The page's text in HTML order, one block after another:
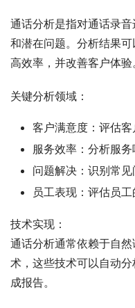
通话分析是指对通话录
和潜在问题。分析结果
高效率，并改善客户体验
关键分析领域：
客户满意度：评估客
服务效率：分析服务
问题解决：识别常见
员工表现：评估员
技术实现：
通话分析通常依赖于自
术，这些技术可以自动
成报告。